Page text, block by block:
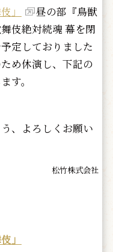
」
昼の部『鳥獣
伎絶対続魂 幕を閉
定しておりました
め休演し、下記の
す。
、よろしくお願い
松竹株式会社
」